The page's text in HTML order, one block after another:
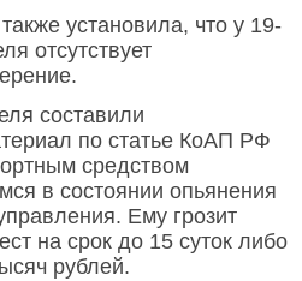
установила, что у 19-
отсутствует
составили
по статье КоАП РФ
средством
в состоянии опьянения
Ему грозит
на срок до 15 суток либо
рублей.